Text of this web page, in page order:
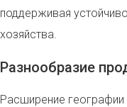
поддерживая
хозяйства.
Разнообразие
Расширение